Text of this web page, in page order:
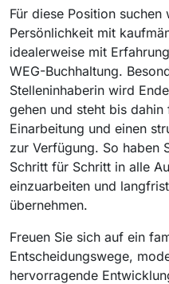
Für diese Position
Persönlichkeit mit
idealerweise mit
WEG-Buchhaltung.
Stelleninhaberin wird
gehen und steht bis
Einarbeitung und einen
zur Verfügung. So haben
Schritt für Schritt in alle
einzuarbeiten und
übernehmen.
Freuen Sie sich auf ein
Entscheidungswege,
hervorragende